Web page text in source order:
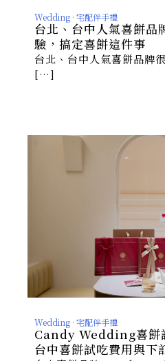
Wedding · 宅配伴手禮
台北、台中人氣喜餅品
驗，搞定喜餅這件事
台北、台中人氣喜餅品牌
[…]
Wedding · 宅配伴手禮
Candy Wedding喜餅
台中喜餅試吃費用與下